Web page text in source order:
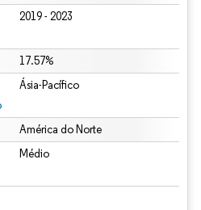
2019 - 2023
17.57%
Ásia-Pacífico
América do Norte
Médio